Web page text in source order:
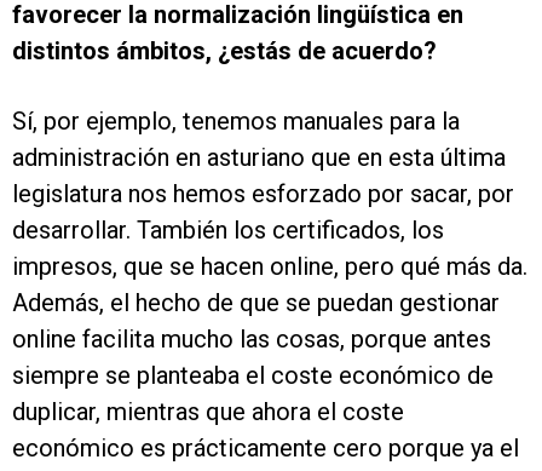
favorecer la normalización lingüística en
distintos ámbitos, ¿estás de acuerdo?
Sí, por ejemplo, tenemos manuales para la
administración en asturiano que en esta última
legislatura nos hemos esforzado por sacar, por
desarrollar. También los certificados, los
impresos, que se hacen online, pero qué más da.
Además, el hecho de que se puedan gestionar
online facilita mucho las cosas, porque antes
siempre se planteaba el coste económico de
duplicar, mientras que ahora el coste
económico es prácticamente cero porque ya el